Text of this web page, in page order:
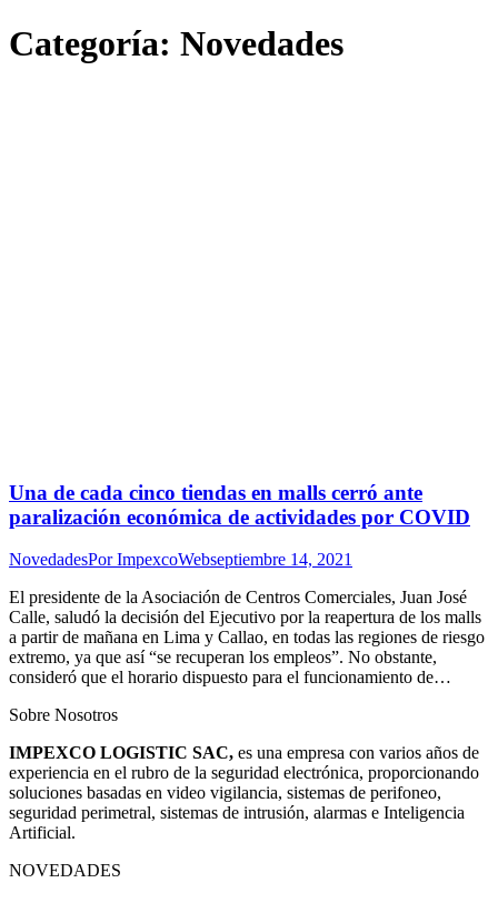
Categoría: Novedades
Una de cada cinco tiendas en malls cerró ante
paralización económica de actividades por COVID
NovedadesPorImpexcoWebseptiembre 14, 2021
El presidente de la Asociación de Centros Comerciales, Juan José
Calle, saludó la decisión del Ejecutivo por la reapertura de los malls
a partir de mañana en Lima y Callao, en todas las regiones de riesgo
extremo, ya que así “se recuperan los empleos”. No obstante,
consideró que el horario dispuesto para el funcionamiento de…
Sobre Nosotros
IMPEXCO LOGISTIC SAC, es una empresa con varios años de
experiencia en el rubro de la seguridad electrónica, proporcionando
soluciones basadas en video vigilancia, sistemas de perifoneo,
seguridad perimetral, sistemas de intrusión, alarmas e Inteligencia
Artificial.
NOVEDADES